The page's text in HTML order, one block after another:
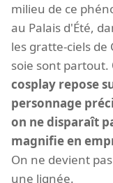
milieu de ce
au Palais d'Été,
les gratte-ciels
soie sont partout.
cosplay repose
personnage
on ne disparaît
magnifie en
On ne devient
une lignée.